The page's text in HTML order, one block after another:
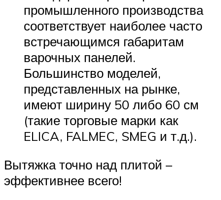
промышленного производства
соответствует наиболее часто
встречающимся габаритам
варочных панелей.
Большинство моделей,
представленных на рынке,
имеют ширину 50 либо 60 см
(такие торговые марки как
ELICA, FALMEC, SMEG и т.д.).
Вытяжка точно над плитой –
эффективнее всего!